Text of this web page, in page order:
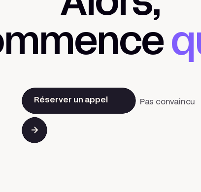
Réserver un appel Pas convaincu